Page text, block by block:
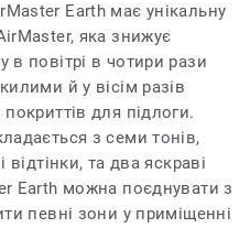
Earth має унікальну
яка знижує
в повітрі в чотири рази
й у вісім разів
для підлоги.
з семи тонів,
та два яскраві
Earth можна поєднувати з
певні зони у приміщенні